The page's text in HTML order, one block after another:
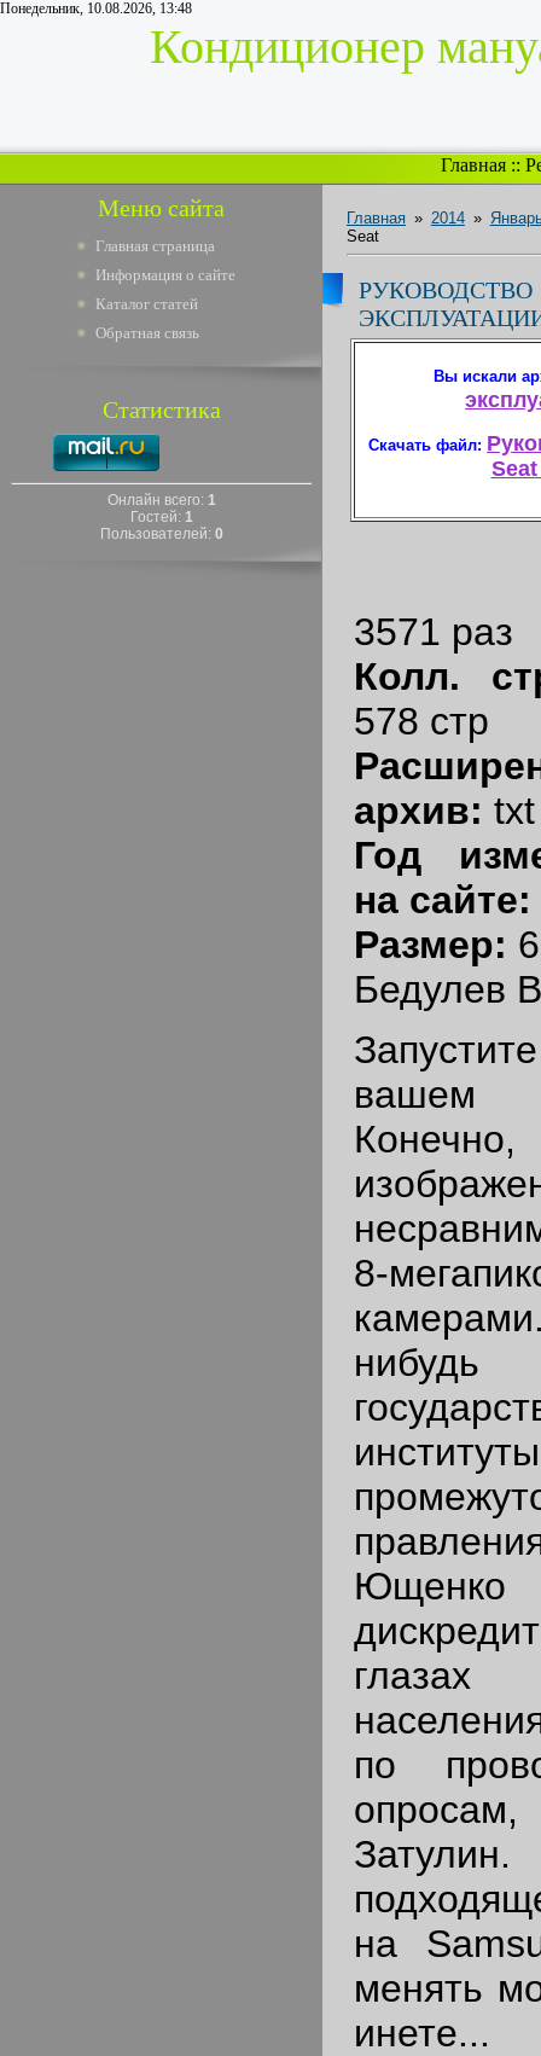
Понедельник, 10.08.2026, 13:48
Кондиционер
Главная::
Меню сайта
Главная страница
Информация о сайте
Каталог статей
Обратная связь
Статистика
Онлайн всего: 1
Гостей: 1
Пользователей: 0
Главная » 2014 »
Seat
ЭКСПЛУАТАЦИИ
Вы искали
Скачать файл:
3571 раз
Колл.
578 стр
архив: txt
Год
на сайте:
Размер:
Бедулев
вашем
8-
глазах
по
на
менять
инете...